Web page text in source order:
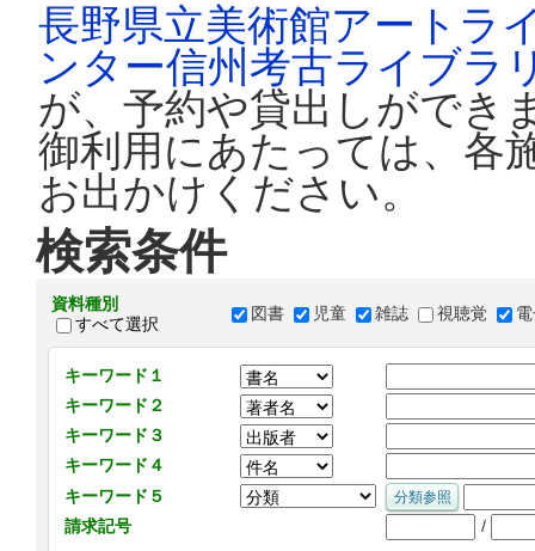
長野県立美術館アートラ
ンター信州考古ライブラ
が、予約や貸出しができ
御利用にあたっては、各
お出かけください。
検索条件
資料種別
すべて選択
図書 児童 雑誌 視聴覚
キーワード１
キーワード２
キーワード３
キーワード４
キーワード５
請求記号
/